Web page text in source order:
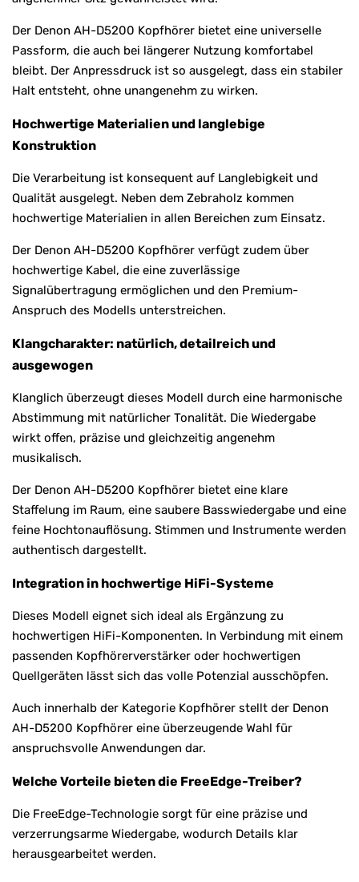
Der Denon AH-D5200 Kopfhörer bietet eine universelle
Passform, die auch bei längerer Nutzung komfortabel
bleibt. Der Anpressdruck ist so ausgelegt, dass ein stabiler
Halt entsteht, ohne unangenehm zu wirken.
Hochwertige Materialien und langlebige
Konstruktion
Die Verarbeitung ist konsequent auf Langlebigkeit und
Qualität ausgelegt. Neben dem Zebraholz kommen
hochwertige Materialien in allen Bereichen zum Einsatz.
Der Denon AH-D5200 Kopfhörer verfügt zudem über
hochwertige Kabel, die eine zuverlässige
Signalübertragung ermöglichen und den Premium-
Anspruch des Modells unterstreichen.
Klangcharakter: natürlich, detailreich und
ausgewogen
Klanglich überzeugt dieses Modell durch eine harmonische
Abstimmung mit natürlicher Tonalität. Die Wiedergabe
wirkt offen, präzise und gleichzeitig angenehm
musikalisch.
Der Denon AH-D5200 Kopfhörer bietet eine klare
Staffelung im Raum, eine saubere Basswiedergabe und eine
feine Hochtonauflösung. Stimmen und Instrumente werden
authentisch dargestellt.
Integration in hochwertige HiFi-Systeme
Dieses Modell eignet sich ideal als Ergänzung zu
hochwertigen HiFi-Komponenten. In Verbindung mit einem
passenden Kopfhörerverstärker oder hochwertigen
Quellgeräten lässt sich das volle Potenzial ausschöpfen.
Auch innerhalb der Kategorie Kopfhörer stellt der Denon
AH-D5200 Kopfhörer eine überzeugende Wahl für
anspruchsvolle Anwendungen dar.
Welche Vorteile bieten die FreeEdge-Treiber?
Die FreeEdge-Technologie sorgt für eine präzise und
verzerrungsarme Wiedergabe, wodurch Details klar
herausgearbeitet werden.